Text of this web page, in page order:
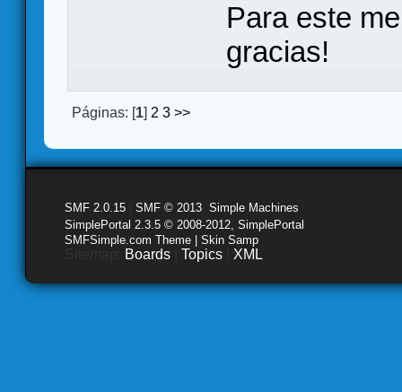
Para este
gracias!
Páginas: [1] 2 3 >>
SMF 2.0.15 SMF © 2013 Simple Machines
SimplePortal 2.3.5 © 2008-2012, SimplePortal
SMFSimple.com Theme | Skin Samp
Boards Topics XML